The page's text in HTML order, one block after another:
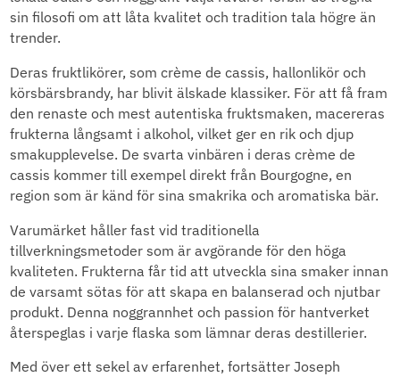
sin filosofi om att låta kvalitet och tradition tala högre än
trender.
Deras fruktlikörer, som crème de cassis, hallonlikör och
körsbärsbrandy, har blivit älskade klassiker. För att få fram
den renaste och mest autentiska fruktsmaken, macereras
frukterna långsamt i alkohol, vilket ger en rik och djup
smakupplevelse. De svarta vinbären i deras crème de
cassis kommer till exempel direkt från Bourgogne, en
region som är känd för sina smakrika och aromatiska bär.
Varumärket håller fast vid traditionella
tillverkningsmetoder som är avgörande för den höga
kvaliteten. Frukterna får tid att utveckla sina smaker innan
de varsamt sötas för att skapa en balanserad och njutbar
produkt. Denna noggrannhet och passion för hantverket
återspeglas i varje flaska som lämnar deras destillerier.
Med över ett sekel av erfarenhet, fortsätter Joseph